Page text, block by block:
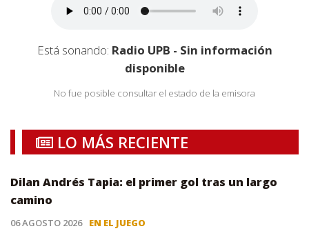
Está sonando: Radio UPB - Sin información
disponible
No fue posible consultar el estado de la emisora
LO MÁS RECIENTE
Dilan Andrés Tapia: el primer gol tras un largo
camino
06 AGOSTO 2026 EN EL JUEGO